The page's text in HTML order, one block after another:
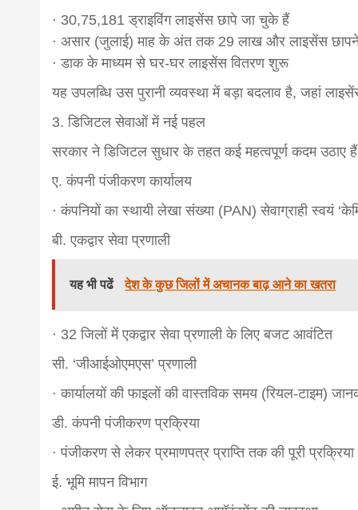
· 30,75,181 ड्राइविंग लाइसेंस छापे जा चुके हैं
· असार (जुलाई) माह के अंत तक 29 लाख और लाइसेंस छापने
· डाक के माध्यम से घर-घर लाइसेंस वितरण शुरू
यह उपलब्धि उस पुरानी व्यवस्था में बड़ा बदलाव है, जहां
3. डिजिटल सेवाओं में नई पहल
सरकार ने डिजिटल सुधार के तहत कई महत्वपूर्ण कदम उठाए
ए. कंपनी पंजीकरण कार्यालय
· कंपनियों का स्थायी लेखा संख्या (PAN) सेवाग्राही स्वयं
बी. एकद्वार सेवा प्रणाली
यह भी पढें देश के कुछ जिलों में अचानक बाढ़ आने का खतरा
· 32 जिलों में एकद्वार सेवा प्रणाली के लिए बजट आवंटित
सी. ‘जीआईओएमएस’ प्रणाली
· कार्यालयों की फाइलों की वास्तविक समय (रियल-टाइम)
डी. कंपनी पंजीकरण प्रक्रिया
· पंजीकरण से लेकर प्रमाणपत्र प्राप्ति तक की पूरी
ई. भूमि मापन विभाग